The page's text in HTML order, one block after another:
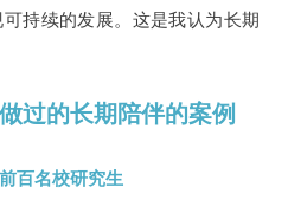
持续的发展。这是我认为长期
过的长期陪伴的案例
百名校研究生